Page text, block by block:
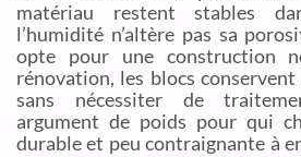
matériau restent stables
l’humidité n’altère pas sa
opte pour une construction
rénovation, les blocs
sans nécessiter de
argument de poids pour qui
durable et peu contraignante à